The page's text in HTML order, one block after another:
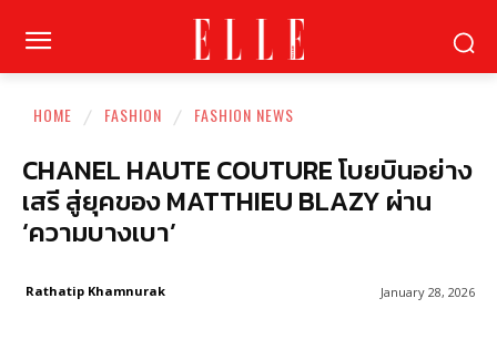
HOME FASHION FASHION NEWS
CHANEL HAUTE COUTURE โบยบินอย่าง
เสรี สู่ยุคของ MATTHIEU BLAZY ผ่าน
‘ความบางเบา’
January 28, 2026
Rathatip Khamnurak